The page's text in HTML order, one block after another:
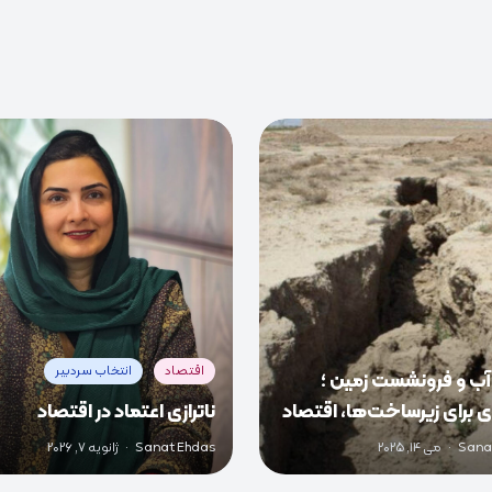
0
آب و فرونشست زمین ؛
برای زیرساخت‌ها، اقتصاد
ایران
· می 14, 2025
0
اقتصاد انتخاب سردبیر
ناترازی اعتماد در اقتصاد
Sanat Ehdas
· ژانویه 7, 2026